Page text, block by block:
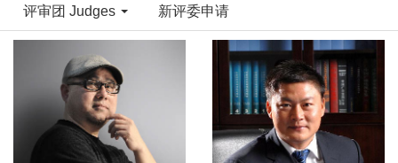
评审团 Judges 新评委申请